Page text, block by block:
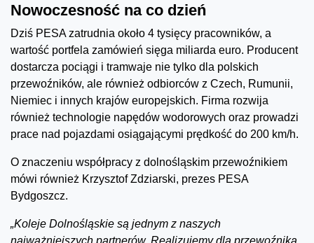
Nowoczesność na co dzień
Dziś PESA zatrudnia około 4 tysięcy pracowników, a
wartość portfela zamówień sięga miliarda euro. Producent
dostarcza pociągi i tramwaje nie tylko dla polskich
przewoźników, ale również odbiorców z Czech, Rumunii,
Niemiec i innych krajów europejskich. Firma rozwija
również technologie napędów wodorowych oraz prowadzi
prace nad pojazdami osiągającymi prędkość do 200 km/h.
O znaczeniu współpracy z dolnośląskim przewoźnikiem
mówi również Krzysztof Zdziarski, prezes PESA
Bydgoszcz.
„Koleje Dolnośląskie są jednym z naszych
najważniejszych partnerów. Realizujemy dla przewoźnika